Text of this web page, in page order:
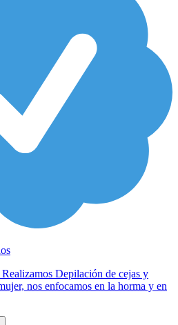
Depilación de cejas y
nos enfocamos en la horma y en